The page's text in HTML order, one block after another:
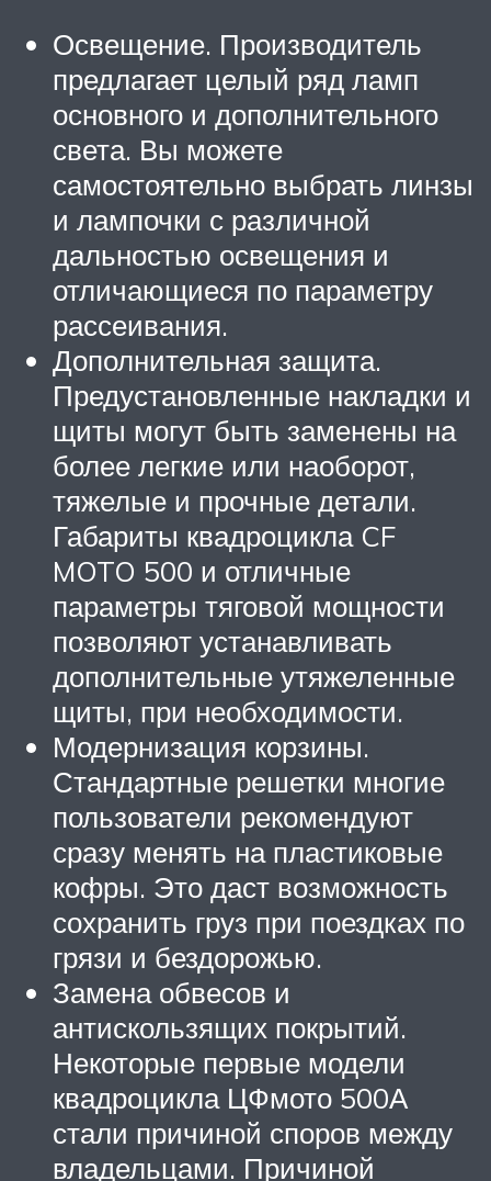
Освещение. Производитель
предлагает целый ряд ламп
основного и дополнительного
света. Вы можете
самостоятельно выбрать линзы
и лампочки с различной
дальностью освещения и
отличающиеся по параметру
рассеивания.
Дополнительная защита.
Предустановленные накладки и
щиты могут быть заменены на
более легкие или наоборот,
тяжелые и прочные детали.
Габариты квадроцикла CF
MOTO 500 и отличные
параметры тяговой мощности
позволяют устанавливать
дополнительные утяжеленные
щиты, при необходимости.
Модернизация корзины.
Стандартные решетки многие
пользователи рекомендуют
сразу менять на пластиковые
кофры. Это даст возможность
сохранить груз при поездках по
грязи и бездорожью.
Замена обвесов и
антискользящих покрытий.
Некоторые первые модели
квадроцикла ЦФмото 500А
стали причиной споров между
владельцами. Причиной